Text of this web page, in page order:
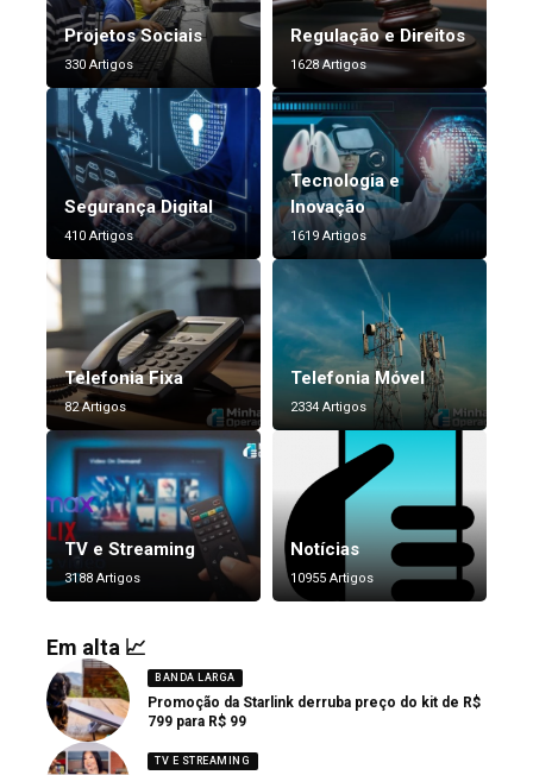
Projetos Sociais
330 Artigos
Regulação e Direitos
1628 Artigos
Segurança Digital
410 Artigos
Tecnologia e
Inovação
1619 Artigos
Telefonia Fixa
82 Artigos
Telefonia Móvel
2334 Artigos
TV e Streaming
3188 Artigos
Notícias
10955 Artigos
Em alta 📈
BANDA LARGA
Promoção da Starlink derruba preço do kit de R$
799 para R$ 99
TV E STREAMING